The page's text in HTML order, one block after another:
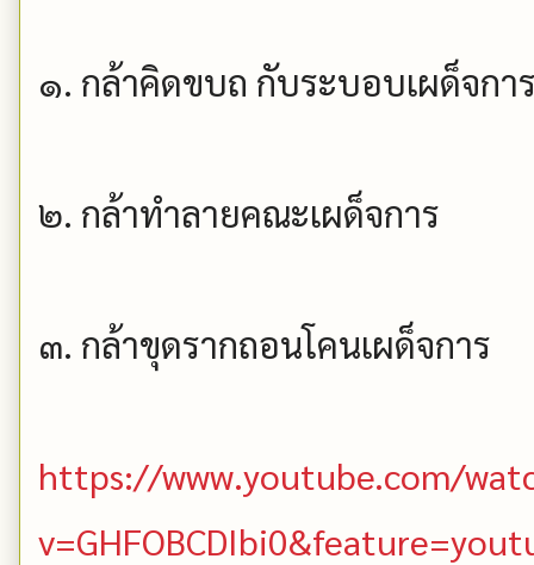
๑. กล้าคิดขบถ กับระบอบเผด็จกา
๒. กล้าทำลายคณะเผด็จการ
๓. กล้าขุดรากถอนโคนเผด็จกา
https://www.youtube.com/